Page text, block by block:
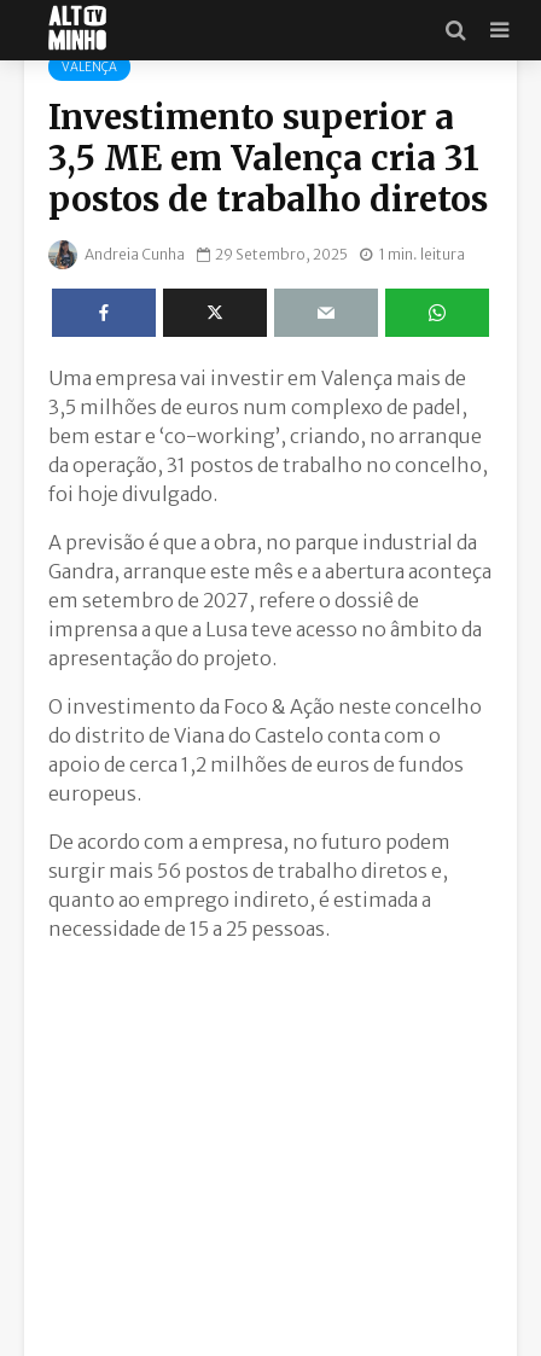
VALENÇA
Investimento superior a
3,5 ME em Valença cria 31
postos de trabalho diretos
Andreia Cunha 29 Setembro, 2025 1 min. leitura
Uma empresa vai investir em Valença mais de
3,5 milhões de euros num complexo de padel,
bem estar e ‘co-working’, criando, no arranque
da operação, 31 postos de trabalho no concelho,
foi hoje divulgado.
A previsão é que a obra, no parque industrial da
Gandra, arranque este mês e a abertura aconteça
em setembro de 2027, refere o dossiê de
imprensa a que a Lusa teve acesso no âmbito da
apresentação do projeto.
O investimento da Foco & Ação neste concelho
do distrito de Viana do Castelo conta com o
apoio de cerca 1,2 milhões de euros de fundos
europeus.
De acordo com a empresa, no futuro podem
surgir mais 56 postos de trabalho diretos e,
quanto ao emprego indireto, é estimada a
necessidade de 15 a 25 pessoas.